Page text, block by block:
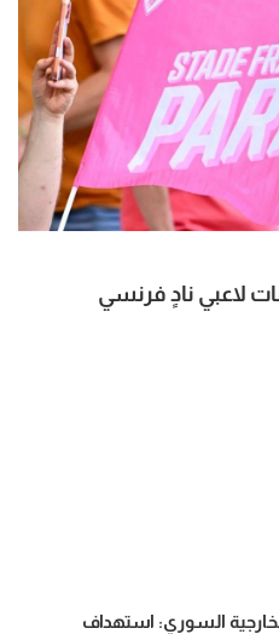
لاعبي نادٍ فرنسي
السوري: استهداف